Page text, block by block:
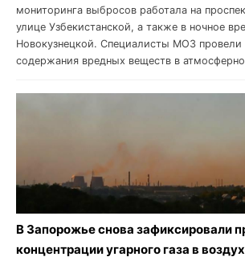
мониторинга выбросов работала на
улице Узбекистанской, а также в ночное
Новокузнецкой. Специалисты МОЗ провели
содержания вредных веществ в
В Запорожье снова зафиксировали
концентрации угарного газа в